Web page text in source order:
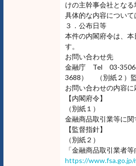
けの主幹事会社とな
具体的な内容について
３．公布日等
本件の内閣府令は、
す。
お問い合わせ先
金融庁 Tel 03-3506-
3688） （別紙２）監
お問い合わせの内容
【内閣府令】
（別紙１）
金融商品取引業等に
【監督指針】
（別紙２）
「金融商品取引業者
https://